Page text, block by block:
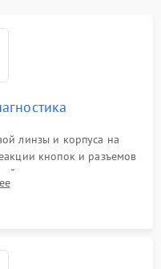
линзы и корпуса на
кнопок и разъемов
сигнатуры на экран,
системных